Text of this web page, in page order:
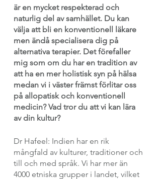
är en mycket respekterad och
naturlig del av samhället. Du kan
välja att bli en konventionell läkare
men ändå specialisera dig på
alternativa terapier. Det förefaller
mig som om du har en tradition av
att ha en mer holistisk syn på hälsa
medan vi i väster främst förlitar oss
på allopatisk och konventionell
medicin? Vad tror du att vi kan lära
av din kultur?
Dr Hafeel: Indien har en rik
mångfald av kulturer, traditioner och
till och med språk. Vi har mer än
4000 etniska grupper i landet, vilket